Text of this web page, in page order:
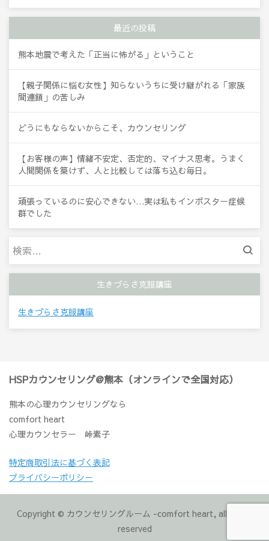
最近の投稿
熊本地震で考えた「正当に怖がる」ということ
【親子関係に悩む女性】知らないうちに受け継がれる「家族
間連鎖」の苦しみ
どうにもならないからこそ、カウンセリング
【お客様の声】情緒不安定、否定的、マイナス思考。うまく
人間関係を築けず、人と比較しては落ち込む毎日。
頑張っているのに安心できない…実は私もインポスター症候
群でした
検
索:
生きづらさ克服講座
生きづらさ克服講座
HSPカウンセリング@熊本（オンラインで全国対応）
熊本の心理カウンセリングなら
comfort heart
心理カウンセラー 峠素子
特定商取引法に基づく表記
プライバシーポリシー
Copyright © カウンセリングルーム -comfort heart, all rights
reserved